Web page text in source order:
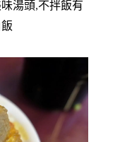
湯頭,不拌飯有